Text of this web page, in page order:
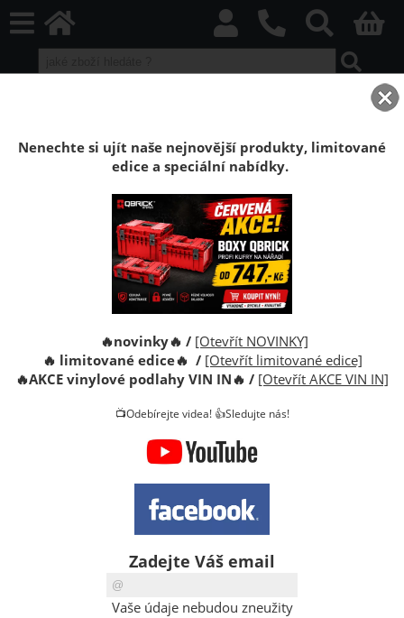
Redukce Qbrick System ONE adaptér Multi Work Platform
Propojovací adatér Qbrick System ONE
Multi Work Platform
Qbrick System ONE Adapter Multi umožňuje propojit
moduly z řady TWO a PRO s moduly z řady ONE.
Nenechte si ujít naše nejnovější produkty, limitované
edice a speciální nabídky.
🔥novinky🔥 / [Otevřít NOVINKY]
🔥 limitované edice🔥 / [Otevřít limitované edice]
🔥AKCE vinylové podlahy VIN IN🔥 / [Otevřít AKCE VIN IN]
📺Odebírejte videa! 👍Sledujte nás!
Zadejte Váš email
Vaše údaje nebudou zneužity